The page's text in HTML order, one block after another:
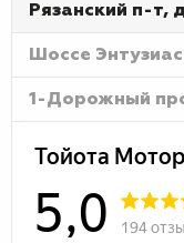
Рязанский п-т,
Шоссе
1-Дорожный